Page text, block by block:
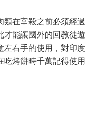
類在宰殺之前必須經過
才能讓國外的回教徒遊
左右手的使用，對印度
吃烤餅時千萬記得使用